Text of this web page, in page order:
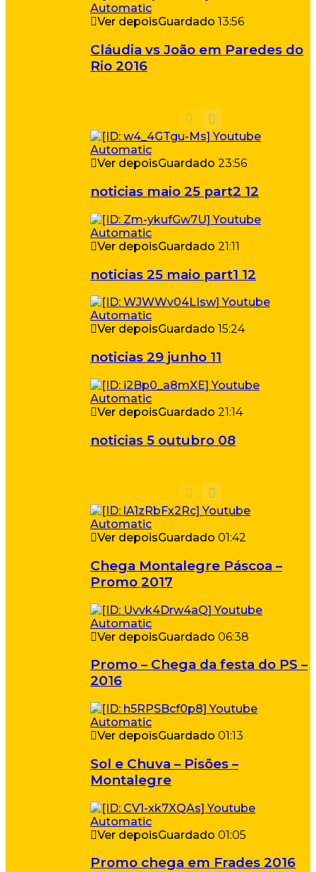
Ver depoisGuardado 13:56
Cláudia vs João em Paredes do
Rio 2016
Ver depoisGuardado 23:56
noticias maio 25 part2 12
Ver depoisGuardado 21:11
noticias 25 maio part1 12
Ver depoisGuardado 15:24
noticias 29 junho 11
Ver depoisGuardado 21:14
noticias 5 outubro 08
Ver depoisGuardado 01:42
Chega Montalegre Páscoa –
Promo 2017
Ver depoisGuardado 06:38
Promo – Chega da festa do PS –
2016
Ver depoisGuardado 01:13
Sol e Chuva – Pisões –
Montalegre
Ver depoisGuardado 01:05
Promo chega em Frades 2016